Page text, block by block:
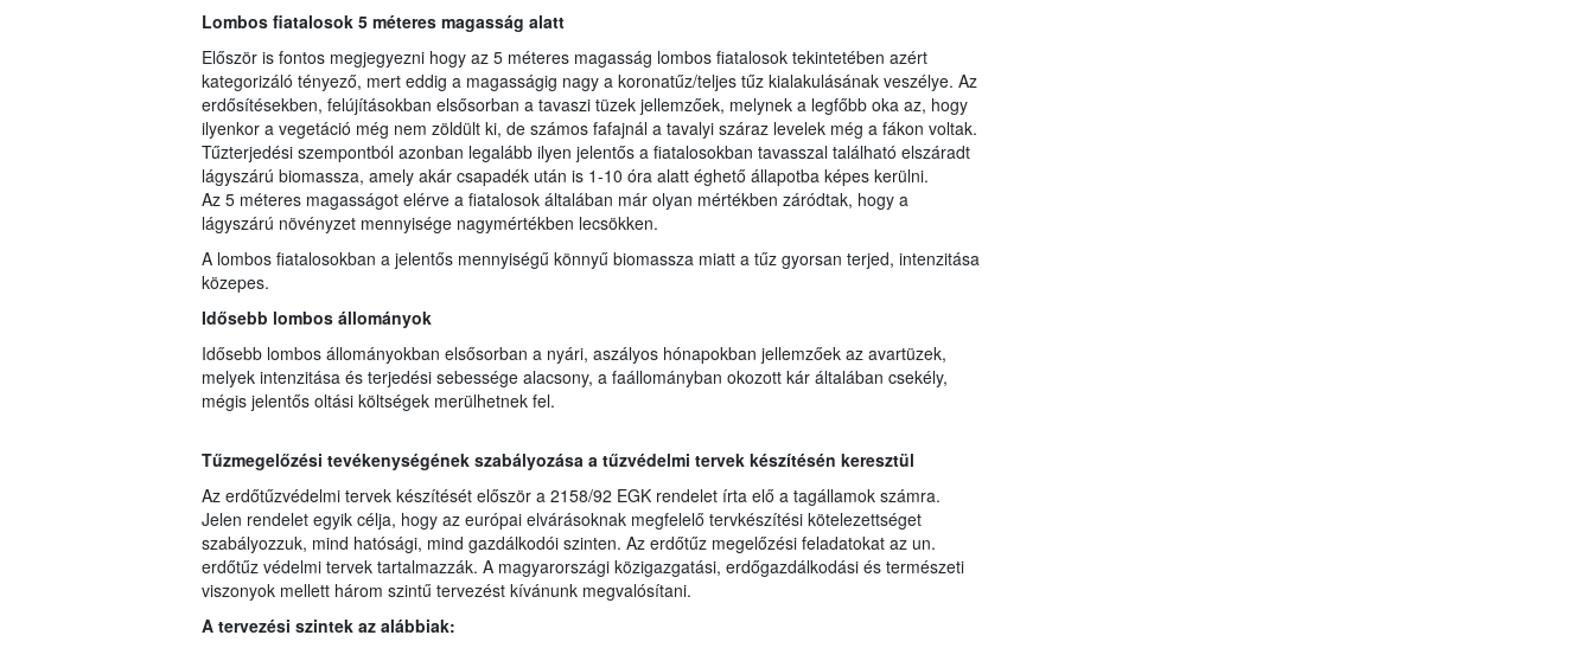
Lombos fiatalosok 5 méteres magasság alatt
Először is fontos megjegyezni hogy az 5 méteres magasság lombos fiatalosok tekintetében azért
kategorizáló tényező, mert eddig a magasságig nagy a koronatűz/teljes tűz kialakulásának veszélye. Az
erdősítésekben, felújításokban elsősorban a tavaszi tüzek jellemzőek, melynek a legfőbb oka az, hogy
ilyenkor a vegetáció még nem zöldült ki, de számos fafajnál a tavalyi száraz levelek még a fákon voltak.
Tűzterjedési szempontból azonban legalább ilyen jelentős a fiatalosokban tavasszal található elszáradt
lágyszárú biomassza, amely akár csapadék után is 1-10 óra alatt éghető állapotba képes kerülni.
Az 5 méteres magasságot elérve a fiatalosok általában már olyan mértékben záródtak, hogy a
lágyszárú növényzet mennyisége nagymértékben lecsökken.
A lombos fiatalosokban a jelentős mennyiségű könnyű biomassza miatt a tűz gyorsan terjed, intenzitása
közepes.
Idősebb lombos állományok
Idősebb lombos állományokban elsősorban a nyári, aszályos hónapokban jellemzőek az avartüzek,
melyek intenzitása és terjedési sebessége alacsony, a faállományban okozott kár általában csekély,
mégis jelentős oltási költségek merülhetnek fel.
Tűzmegelőzési tevékenységének szabályozása a tűzvédelmi tervek készítésén keresztül
Az erdőtűzvédelmi tervek készítését először a 2158/92 EGK rendelet írta elő a tagállamok számra.
Jelen rendelet egyik célja, hogy az európai elvárásoknak megfelelő tervkészítési kötelezettséget
szabályozzuk, mind hatósági, mind gazdálkodói szinten. Az erdőtűz megelőzési feladatokat az un.
erdőtűz védelmi tervek tartalmazzák. A magyarországi közigazgatási, erdőgazdálkodási és természeti
viszonyok mellett három szintű tervezést kívánunk megvalósítani.
A tervezési szintek az alábbiak: